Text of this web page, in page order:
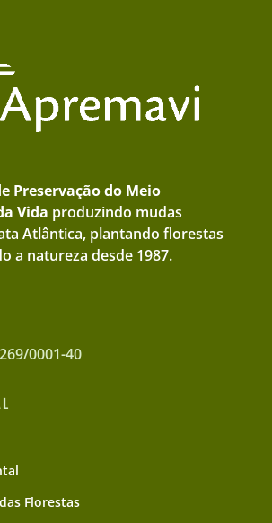
Preservação do Meio
Vida produzindo mudas
Atlântica, plantando florestas
a natureza desde 1987.
0001-40
Florestas